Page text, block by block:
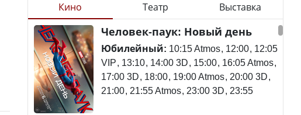
алименты, экология — о
чем говорят с
избирателями
представители партий
Станет ли
метапневмовирус
эпидемией, рассказали в
ВОЗ
Кино Театр Выставка
Человек-паук: Новый день
Юбилейный: 10:15 Atmos 12:00 12:05
VIP 13:10 14:00 3D 15:00 16:05 Atmos
17:00 3D 18:00 19:00 Atmos 20:00 3D
21:00 21:55 Atmos 23:00 3D 23:55